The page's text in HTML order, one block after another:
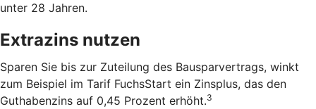
unter 28 Jahren.
Extrazins nutzen
Sparen Sie bis zur Zuteilung des Bausparvertrags, winkt
zum Beispiel im Tarif FuchsStart ein Zinsplus, das den
Guthabenzins auf 0,45 Prozent erhöht.3